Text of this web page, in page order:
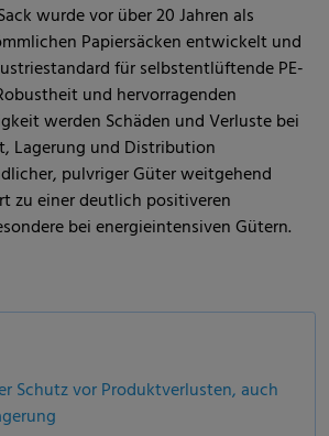
wurde vor über 20 Jahren als
Papiersäcken entwickelt und
für selbstentlüftende PE-
und hervorragenden
werden Schäden und Verluste bei
Lagerung und Distribution
pulvriger Güter weitgehend
zu einer deutlich positiveren
bei energieintensiven Gütern.
Schutz vor Produktverlusten, auch